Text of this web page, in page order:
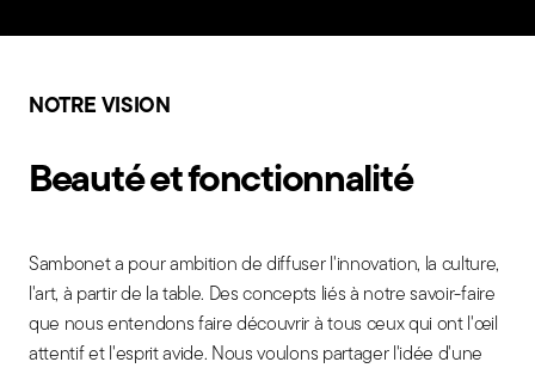
NOTRE VISION
Beauté et fonctionnalité
Sambonet a pour ambition de diffuser l'innovation, la culture,
l'art, à partir de la table. Des concepts liés à notre savoir-faire
que nous entendons faire découvrir à tous ceux qui ont l'œil
attentif et l'esprit avide. Nous voulons partager l'idée d'une